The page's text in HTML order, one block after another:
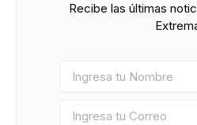
Recibe las últimas